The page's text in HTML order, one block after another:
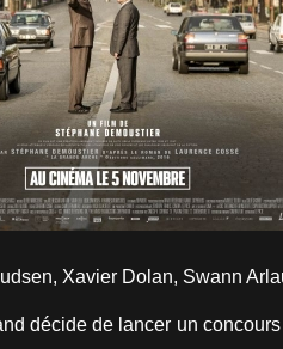
Xavier Dolan, Swann
décide de lancer un